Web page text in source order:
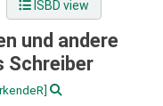
ISBD view
und andere
Schreiber